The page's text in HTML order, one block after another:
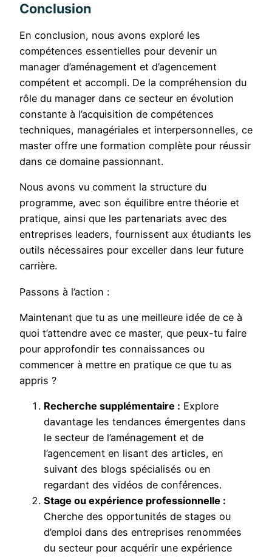
Conclusion
En conclusion, nous avons exploré les
compétences essentielles pour devenir un
manager d’aménagement et d’agencement
compétent et accompli. De la compréhension du
rôle du manager dans ce secteur en évolution
constante à l’acquisition de compétences
techniques, managériales et interpersonnelles, ce
master offre une formation complète pour réussir
dans ce domaine passionnant.
Nous avons vu comment la structure du
programme, avec son équilibre entre théorie et
pratique, ainsi que les partenariats avec des
entreprises leaders, fournissent aux étudiants les
outils nécessaires pour exceller dans leur future
carrière.
Passons à l’action :
Maintenant que tu as une meilleure idée de ce à
quoi t’attendre avec ce master, que peux-tu faire
pour approfondir tes connaissances ou
commencer à mettre en pratique ce que tu as
appris ?
Recherche supplémentaire : Explore
davantage les tendances émergentes dans
le secteur de l’aménagement et de
l’agencement en lisant des articles, en
suivant des blogs spécialisés ou en
regardant des vidéos de conférences.
Stage ou expérience professionnelle :
Cherche des opportunités de stages ou
d’emploi dans des entreprises renommées
du secteur pour acquérir une expérience